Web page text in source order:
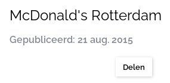
McDonald's Rotterdam
Gepubliceerd: 21 aug. 2015
Delen